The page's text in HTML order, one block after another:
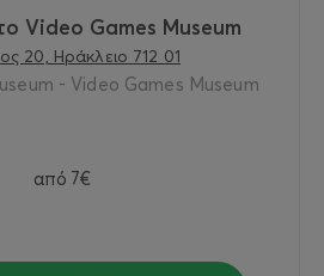
Video Games Museum
20, Ηράκλειο 712 01
- Video Games Museum
από 7€